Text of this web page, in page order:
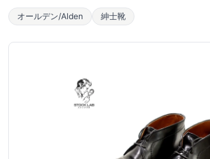
オールデン/Alden 紳士靴